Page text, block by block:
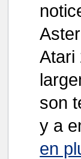
Atari
son
y a
en